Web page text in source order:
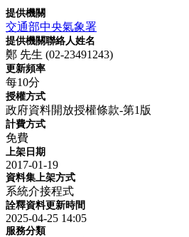
提供機關
交通部中央氣象署
提供機關聯絡人姓名
鄭 先生 (02-23491243)
更新頻率
每10分
授權方式
政府資料開放授權條款-第1版
計費方式
免費
上架日期
2017-01-19
資料集上架方式
系統介接程式
詮釋資料更新時間
2025-04-25 14:05
服務分類